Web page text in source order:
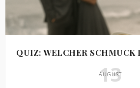
QUIZ: WELCHER SCHMUCK
13
AUGUST